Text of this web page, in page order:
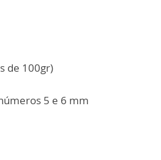
de 100gr)
5 e 6 mm